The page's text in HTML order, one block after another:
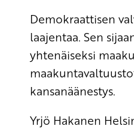
Demokraattisen
laajentaa. Sen
yhtenäiseksi
kansanäänestys.
Yrjö Hakanen